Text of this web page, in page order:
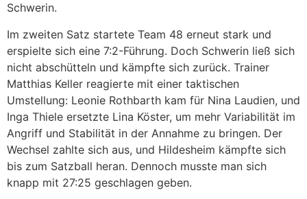
Schwerin.
Im zweiten Satz startete Team 48 erneut stark und
erspielte sich eine 7:2-Führung. Doch Schwerin ließ sich
nicht abschütteln und kämpfte sich zurück. Trainer
Matthias Keller reagierte mit einer taktischen
Umstellung: Leonie Rothbarth kam für Nina Laudien, und
Inga Thiele ersetzte Lina Köster, um mehr Variabilität im
Angriff und Stabilität in der Annahme zu bringen. Der
Wechsel zahlte sich aus, und Hildesheim kämpfte sich
bis zum Satzball heran. Dennoch musste man sich
knapp mit 27:25 geschlagen geben.